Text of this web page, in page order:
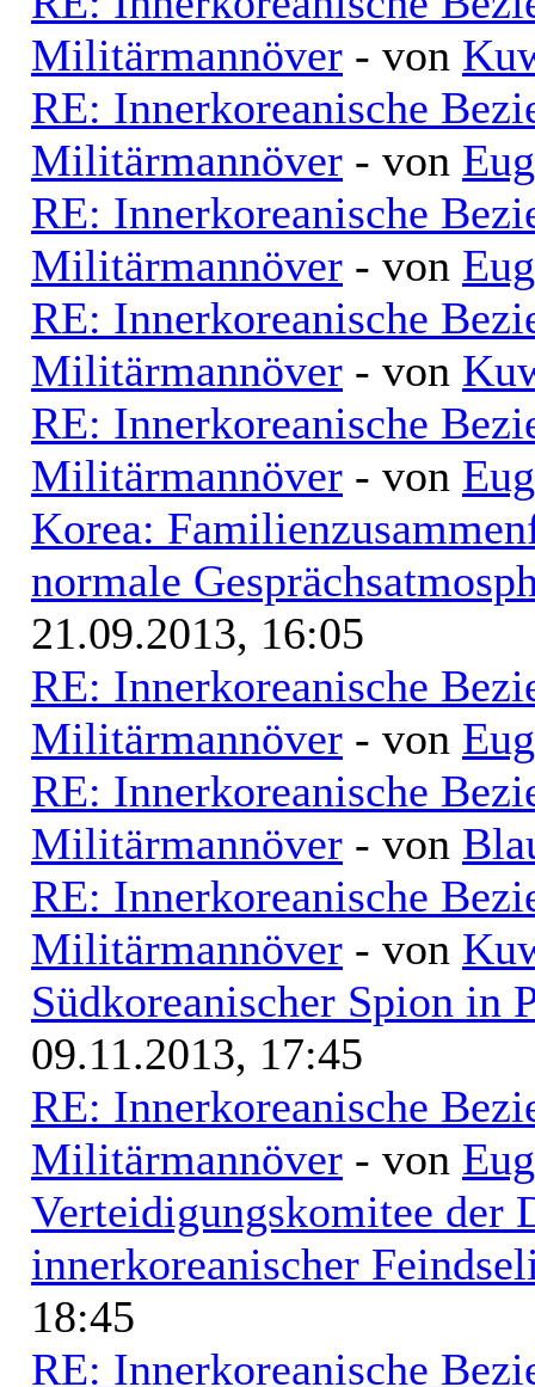
Militärmannöver - von
RE: Innerkoreanische
Militärmannöver - von
RE: Innerkoreanische
Militärmannöver - von
RE: Innerkoreanische
Militärmannöver - von
RE: Innerkoreanische
Militärmannöver - von
Korea:
normale
21.09.2013, 16:05
RE: Innerkoreanische
Militärmannöver - von
RE: Innerkoreanische
Militärmannöver - von
RE: Innerkoreanische
Militärmannöver - von
Südkoreanischer Spion in
09.11.2013, 17:45
RE: Innerkoreanische
Militärmannöver - von
Verteidigungskomitee der
innerkoreanischer
18:45
RE: Innerkoreanische